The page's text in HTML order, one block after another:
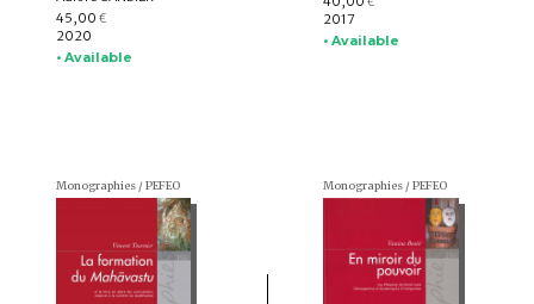
45,00 €
2020
• Available
2017
• Available
Monographies / PEFEO Monographies / PEFEO